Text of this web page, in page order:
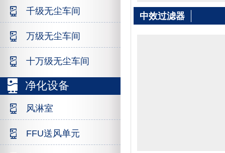
千级无尘车间
万级无尘车间
十万级无尘车间
净化设备
风淋室
FFU送风单元
中效过滤器